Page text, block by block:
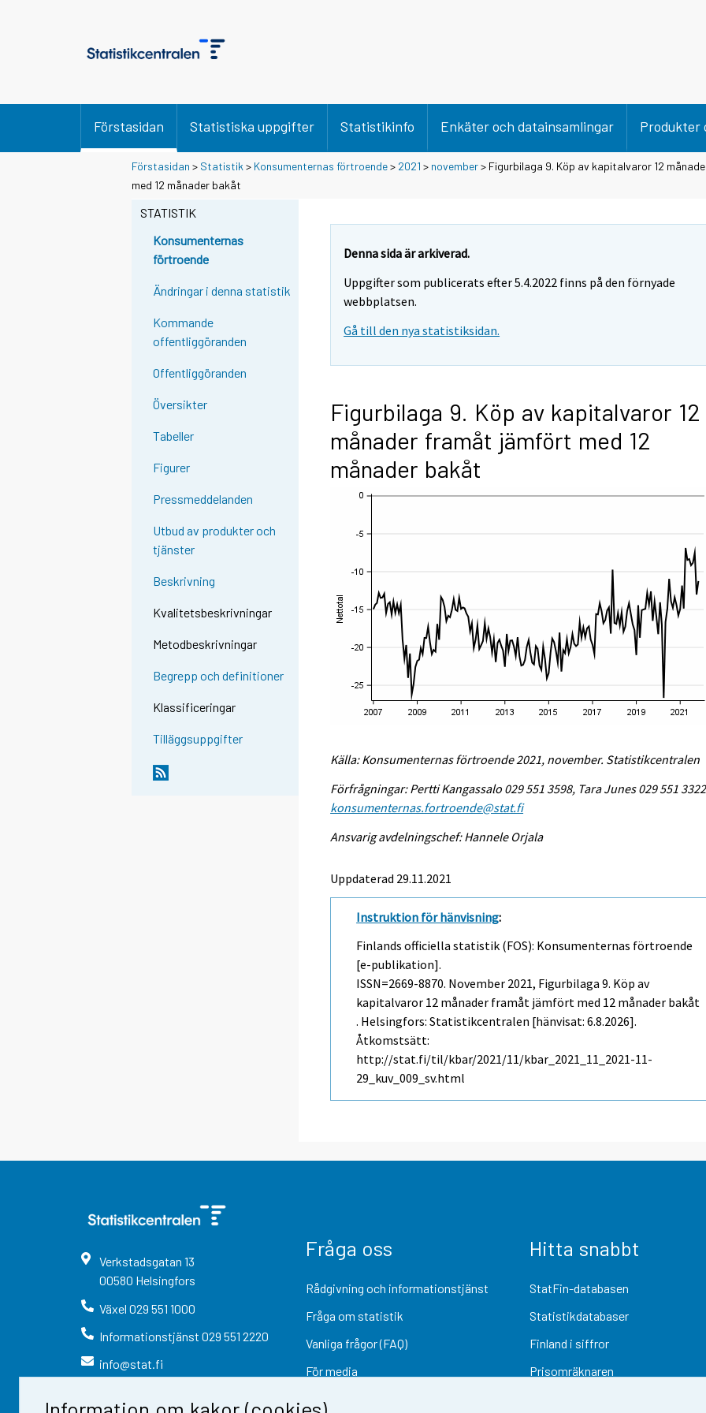
Förstasidan Statistiska uppgifter Statistikinfo Enkäter och datainsamlingar Produkter
Förstasidan > Statistik > Konsumenternas förtroende> 2021 > november> Figurbilaga 9. Köp av kapitalvaror 12
med 12 månader bakåt
STATISTIK
Konsumenternas
förtroende
Ändringar i denna statistik
Kommande
offentliggöranden
Offentliggöranden
Översikter
Tabeller
Figurer
Pressmeddelanden
Utbud av produkter och
tjänster
Beskrivning
Kvalitetsbeskrivningar
Metodbeskrivningar
Begrepp och definitioner
Klassificeringar
Tilläggsuppgifter
Denna sida är arkiverad.
Uppgifter som publicerats efter 5.4.2022 finns på den förnyade
webbplatsen.
Gå till den nya statistiksidan.
Figurbilaga 9. Köp av kapitalvaror 12
månader framåt jämfört med 12
månader bakåt
Källa: Konsumenternas förtroende 2021, november. Statistikcentralen
Förfrågningar: Pertti Kangassalo 029 551 3598, Tara Junes 029 551
konsumenternas.fortroende@stat.fi
Ansvarig avdelningschef: Hannele Orjala
Uppdaterad 29.11.2021
Instruktion för hänvisning:
Finlands officiella statistik (FOS): Konsumenternas förtroende
[e-publikation].
ISSN=2669-8870. November 2021, Figurbilaga 9. Köp av
kapitalvaror 12 månader framåt jämfört med 12 månader bakåt
. Helsingfors: Statistikcentralen [hänvisat: 6.8.2026].
Åtkomstsätt:
http://stat.fi/til/kbar/2021/11/kbar_2021_11_2021-11-
29_kuv_009_sv.html
Verkstadsgatan 13
00580 Helsingfors
Växel 029 551 1000
Informationstjänst 029 551 2220
info@stat.fi
Fråga oss
Rådgivning och informationstjänst
Fråga om statistik
Vanliga frågor (FAQ)
För media
Hitta snabbt
StatFin-databasen
Statistikdatabaser
Finland i siffror
Prisomräknaren